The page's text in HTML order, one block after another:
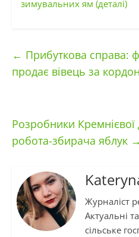
зимувальних ям (деталі)
← Прибуткова справа:
продає вівець за кордон
Розробники
робота-збирача яблук →
Журналіст
Актуальні
сільське